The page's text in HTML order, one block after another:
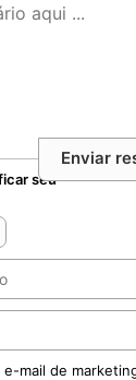
Enviar
seu
mail de